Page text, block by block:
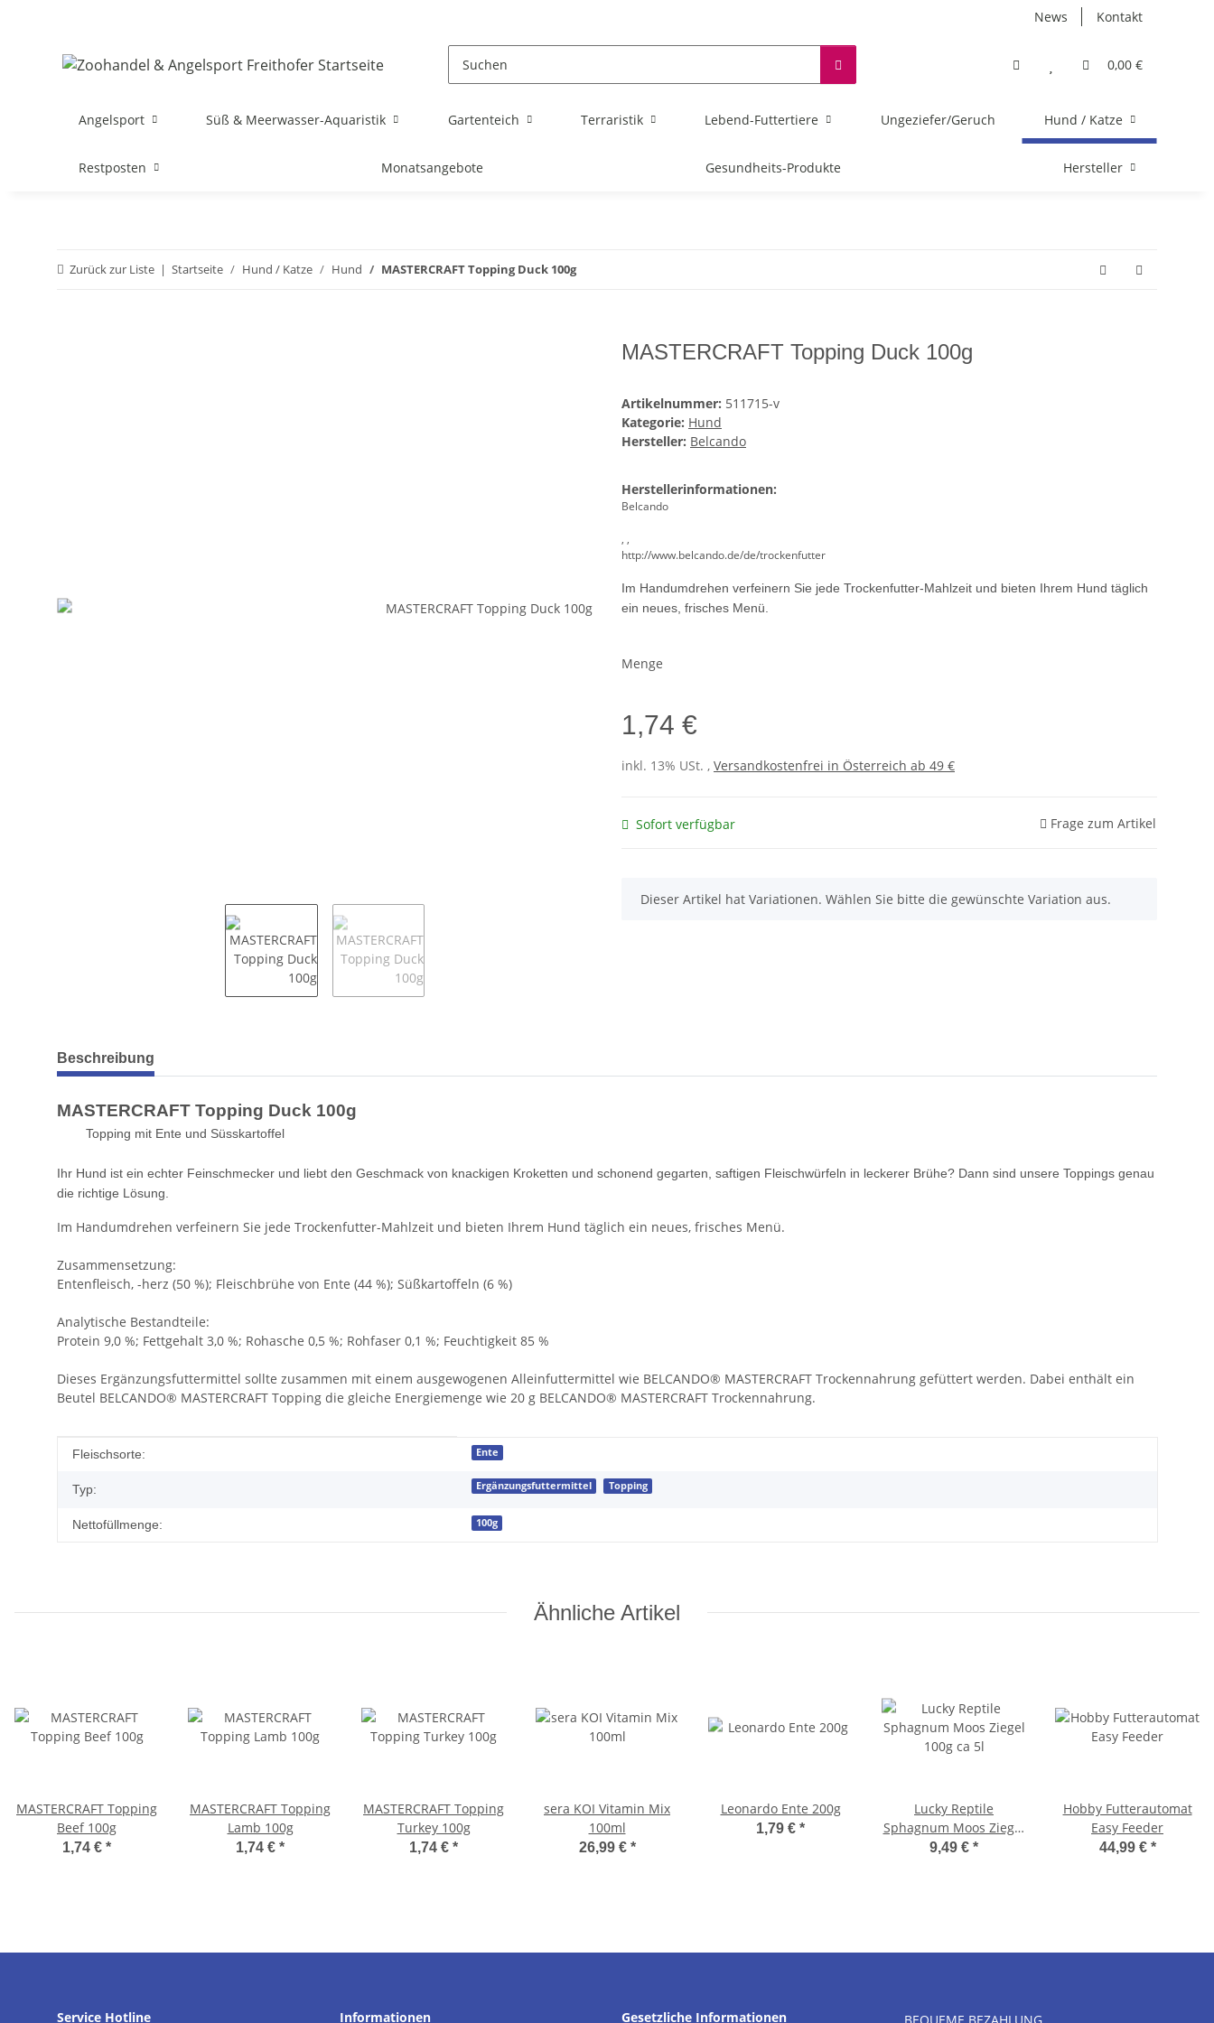
News Kontakt
0,00 €
Angelsport Süß & Meerwasser-Aquaristik Gartenteich Terraristik Lebend-Futtertiere Ungeziefer/Geruch Hund / Katze
Restposten Monatsangebote Gesundheits-Produkte Hersteller
Zurück zur Liste Startseite Hund / Katze Hund MASTERCRAFT Topping Duck 100g
MASTERCRAFT Topping Duck 100g
Artikelnummer: 511715-v
Kategorie: Hund
Hersteller: Belcando
Herstellerinformationen:
Belcando
, ,
http://www.belcando.de/de/trockenfutter
Im Handumdrehen verfeinern Sie jede Trockenfutter-Mahlzeit und bieten Ihrem Hund täglich
ein neues, frisches Menü.
Menge
1,74 €
inkl. 13% USt. , Versandkostenfrei in Österreich ab 49 €
Sofort verfügbar Frage zum Artikel
x
Dieser Artikel hat Variationen. Wählen Sie bitte die gewünschte Variation aus.
weitere Registerkarten anzeigen
Beschreibung
MASTERCRAFT Topping Duck 100g
Topping mit Ente und Süsskartoffel
Ihr Hund ist ein echter Feinschmecker und liebt den Geschmack von knackigen Kroketten und schonend gegarten, saftigen Fleischwürfeln in leckerer Brühe? Dann sind unsere Toppings genau
die richtige Lösung.
Im Handumdrehen verfeinern Sie jede Trockenfutter-Mahlzeit und bieten Ihrem Hund täglich ein neues, frisches Menü.
Zusammensetzung:
Entenfleisch, -herz (50 %); Fleischbrühe von Ente (44 %); Süßkartoffeln (6 %)
Analytische Bestandteile:
Protein 9,0 %; Fettgehalt 3,0 %; Rohasche 0,5 %; Rohfaser 0,1 %; Feuchtigkeit 85 %
Dieses Ergänzungsfuttermittel sollte zusammen mit einem ausgewogenen Alleinfuttermittel wie BELCANDO® MASTERCRAFT Trockennahrung gefüttert werden. Dabei enthält ein
Beutel BELCANDO® MASTERCRAFT Topping die gleiche Energiemenge wie 20 g BELCANDO® MASTERCRAFT Trockennahrung.
Produkteigenschaft
Wert
Fleischsorte: Ente
Typ: Ergänzungsfuttermittel Topping
Nettofüllmenge: 100g
Ähnliche Artikel
MASTERCRAFT Topping
Beef 100g
1,74 € *
MASTERCRAFT Topping
Lamb 100g
1,74 € *
MASTERCRAFT Topping
Turkey 100g
1,74 € *
sera KOI Vitamin Mix
100ml
26,99 € *
Leonardo Ente 200g
1,79 € *
Lucky Reptile
Sphagnum Moos Ziegel
100g ca 5l
9,49 € *
Hobby Futterautomat
Easy Feeder
44,99 € *
Service Hotline Informationen Gesetzliche Informationen